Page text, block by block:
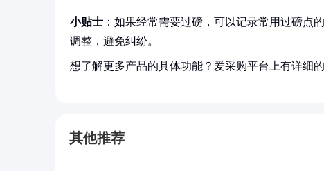
小贴士 ：如果经常需要过磅，可以记录常用过磅点
调整，避免纠纷。
想了解更多产品的具体功能？爱采购平台上有详细
其他推荐